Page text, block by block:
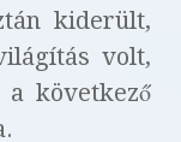
kiderült,
volt,
következő